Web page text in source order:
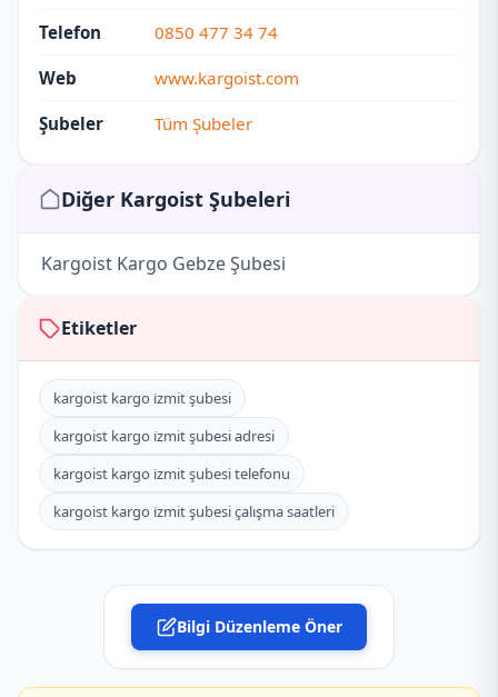
Telefon 0850 477 34 74
Web www.kargoist.com
Şubeler Tüm Şubeler
Diğer Kargoist Şubeleri
Kargoist Kargo Gebze Şubesi
Etiketler
kargoist kargo i̇zmit şubesi
kargoist kargo i̇zmit şubesi adresi
kargoist kargo i̇zmit şubesi telefonu
kargoist kargo i̇zmit şubesi çalışma saatleri
Bilgi Düzenleme Öner